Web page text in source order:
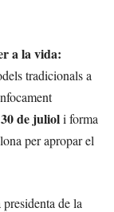
a la vida:
tradicionals a
de julioli forma
per apropar el
de la